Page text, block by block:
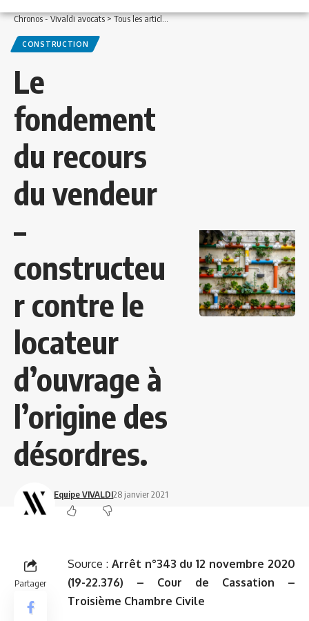
Chronos - Vivaldi avocats>Tous les articles >Immobilier>Construction>Le
CONSTRUCTION
Le
fondement
du recours
du vendeur
–
constructeu
r contre le
locateur
d’ouvrage à
l’origine des
désordres.
Equipe VIVALDI28 janvier 2021
Partager
Source : Arrêt n°343 du 12 novembre 2020
(19-22.376) – Cour de Cassation –
Troisième Chambre Civile